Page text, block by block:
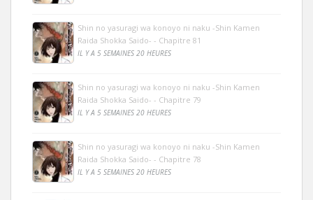
Shin no yasuragi wa konoyo ni naku -Shin Kamen
Raida Shokka Saido- - Chapitre 81
IL Y A 5 SEMAINES 20 HEURES
Shin no yasuragi wa konoyo ni naku -Shin Kamen
Raida Shokka Saido- - Chapitre 79
IL Y A 5 SEMAINES 20 HEURES
Shin no yasuragi wa konoyo ni naku -Shin Kamen
Raida Shokka Saido- - Chapitre 78
IL Y A 5 SEMAINES 20 HEURES